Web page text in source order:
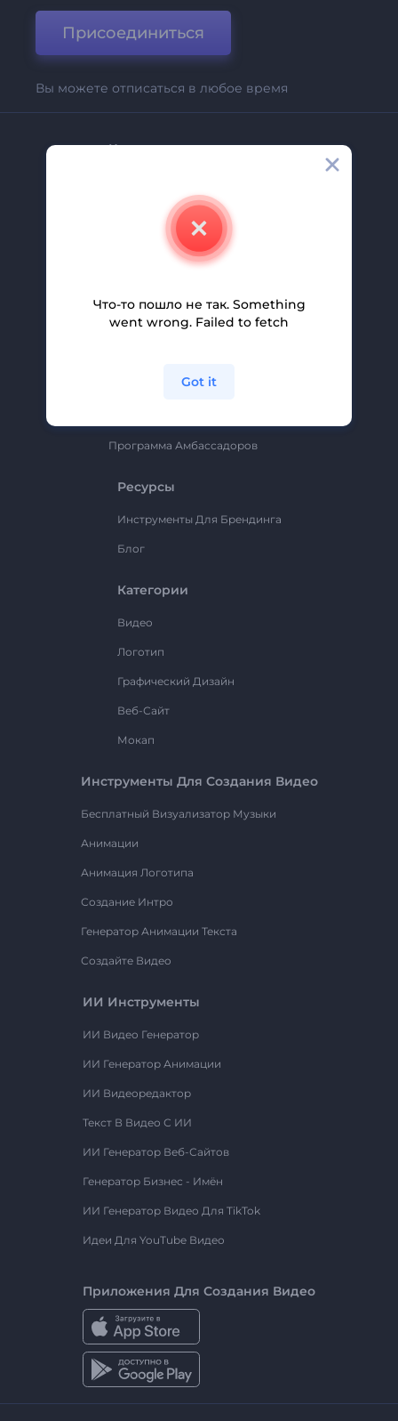
Присоединиться
Вы можете отписаться в любое время
Компания
Свяжитесь С Нами
Помощь И Поддержка
Партнерская Программа
Политика Конфиденциальности
Программа Амбассадоров
Ресурсы
Инструменты Для Брендинга
Блог
Категории
Видео
Логотип
Графический Дизайн
Веб-Сайт
Мокап
Инструменты Для Создания Видео
Бесплатный Визуализатор Музыки
Анимации
Анимация Логотипа
Создание Интро
Генератор Анимации Текста
Создайте Видео
ИИ Инструменты
ИИ Видео Генератор
ИИ Генератор Анимации
ИИ Видеоредактор
Текст В Видео С ИИ
ИИ Генератор Веб-Сайтов
Генератор Бизнес - Имён
ИИ Генератор Видео Для TikTok
Идеи Для YouTube Видео
Приложения Для Создания Видео
Что-то пошло не так. Something
went wrong. Failed to fetch
Got it